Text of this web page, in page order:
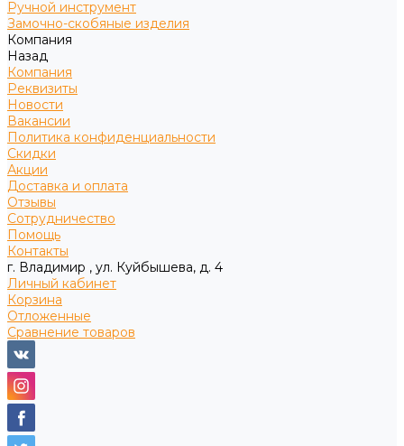
Ручной инструмент
Замочно-скобяные изделия
Компания
Назад
Компания
Реквизиты
Новости
Вакансии
Политика конфиденциальности
Скидки
Акции
Доставка и оплата
Отзывы
Сотрудничество
Помощь
Контакты
г. Владимир , ул. Куйбышева, д. 4
Личный кабинет
Корзина
Отложенные
Сравнение товаров